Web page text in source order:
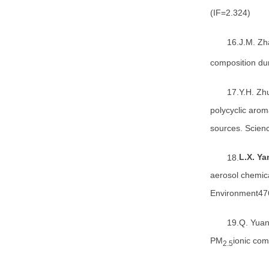
(IF=2.324)
16.J.M.
composition
17.Y.H.
polycyclic
sources.
18. L.X.
aerosol
19.Q.
PM2.5ionic